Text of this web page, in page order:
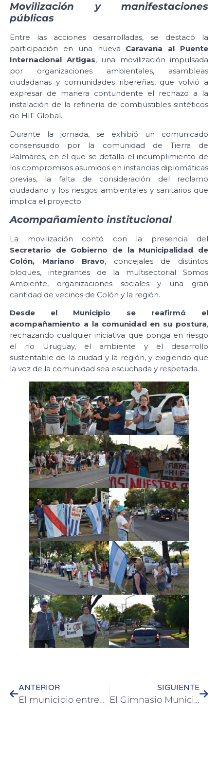
Movilización y manifestaciones
públicas
Entre las acciones desarrolladas, se destacó la
participación en una nueva Caravana al Puente
Internacional Artigas, una movilización impulsada
por organizaciones ambientales, asambleas
ciudadanas y comunidades ribereñas, que volvió a
expresar de manera contundente el rechazo a la
instalación de la refinería de combustibles sintéticos
de HIF Global.
Durante la jornada, se exhibió un comunicado
consensuado por la comunidad de Tierra de
Palmares, en el que se detalla el incumplimiento de
los compromisos asumidos en instancias diplomáticas
previas, la falta de consideración del reclamo
ciudadano y los riesgos ambientales y sanitarios que
implica el proyecto.
Acompañamiento institucional
La movilización contó con la presencia del
Secretario de Gobierno de la Municipalidad de
Colón, Mariano Bravo, concejales de distintos
bloques, integrantes de la multisectorial Somos
Ambiente, organizaciones sociales y una gran
cantidad de vecinos de Colón y la región.
Desde el Municipio se reafirmó el
acompañamiento a la comunidad en su postura,
rechazando cualquier iniciativa que ponga en riesgo
el río Uruguay, el ambiente y el desarrollo
sustentable de la ciudad y la región, y exigiendo que
la voz de la comunidad sea escuchada y respetada.
ANTERIOR
El municipio entregó 600 remeras de algodón para el personal de Obras y Servicios Públicos
SIGUIENTE
El Gimnasio Municipal reabrió en el Parque Quirós tras tareas de refacción y reordenamiento